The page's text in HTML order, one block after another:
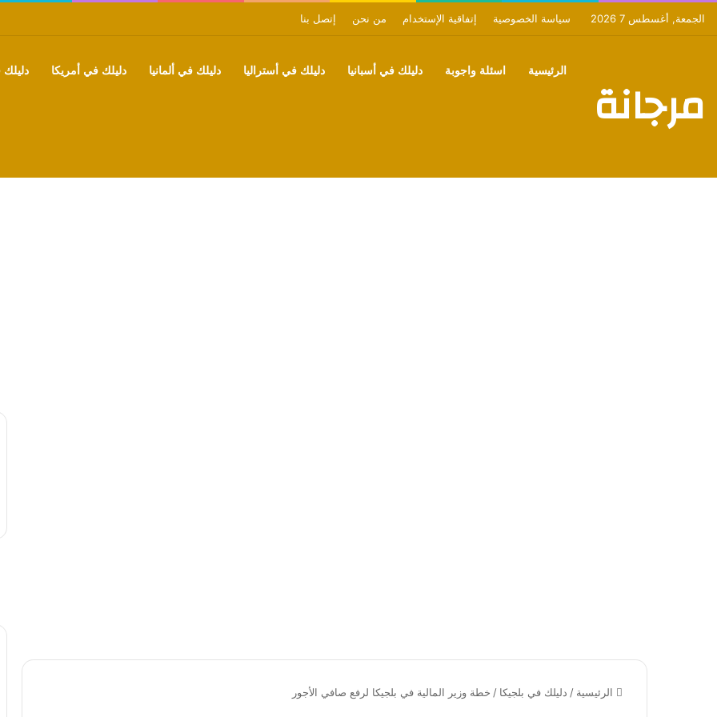
الجمعة, أغسطس 7 2026 سياسة الخصوصية إتفاقية الإستخدام من نحن إتصل بنا
مرجانة الرئيسية اسئلة واجوبة دليلك في أسبانيا دليلك في أستراليا دليلك في ألمانيا دليلك في أمريكا دليلك
الرئيسية / دليلك في بلجيكا / خطة وزير المالية في بلجيكا لرفع صافي الأجور